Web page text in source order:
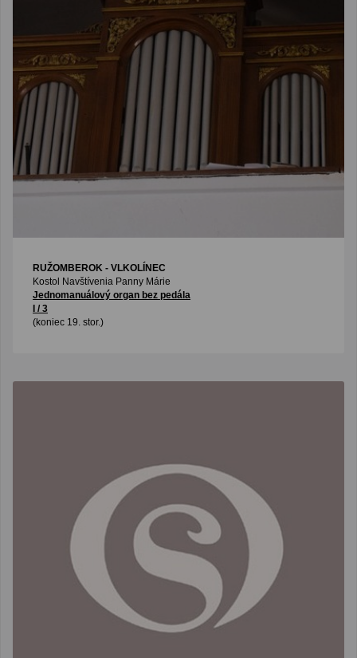
RUŽOMBEROK - VLKOLÍNEC
Kostol Navštívenia Panny Márie
Jednomanuálový organ bez pedála
I / 3
(koniec 19. stor.)